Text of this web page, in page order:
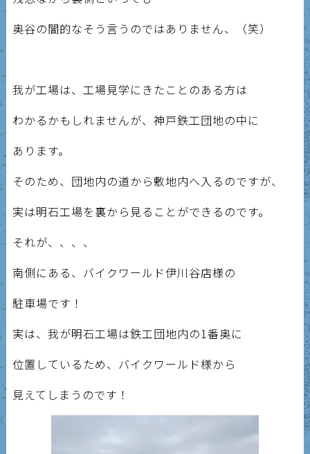
奥谷の闇的なそう言うのではありません、（笑）
我が工場は、工場見学にきたことのある方は
わかるかもしれませんが、神戸鉄工団地の中に
あります。
そのため、団地内の道から敷地内へ入るのですが、
実は明石工場を裏から見ることができるのです。
それが、、、、
南側にある、バイクワールド伊川谷店様の
駐車場です！
実は、我が明石工場は鉄工団地内の1番奥に
位置しているため、バイクワールド様から
見えてしまうのです！